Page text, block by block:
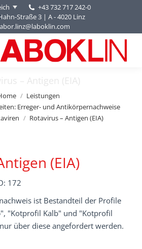
+43 732 717 242-0
Straße 3 | A - 4020 Linz
– Antigen (EIA)
Leistungen
Erreger- und Antikörpernachweise
Rotavirus – Antigen (EIA)
(EIA)
172
ist Bestandteil der Profile
"Kotprofil Kalb" und "Kotprofil
über diese angefordert werden.